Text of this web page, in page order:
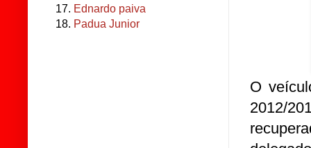
O
2012/
17. Ednardo paiva
18. Padua Junior